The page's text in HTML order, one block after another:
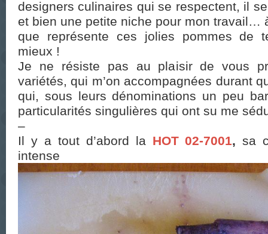
designers culinaires qui se respectent, il
et bien une petite niche pour mon travail…
que représente ces jolies pommes de
mieux !
Je ne résiste pas au plaisir de vous
variétés, qui m’on accompagnées durant
qui, sous leurs dénominations un peu
particularités singulières qui ont su me
–
Il y a tout d’abord la HOT 02-7001,sa
intense